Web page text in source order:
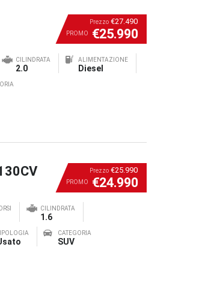
Prezzo €27.490
PROMO €25.990
CILINDRATA
2.0
ALIMENTAZIONE
Diesel
Prezzo €25.990
PROMO €24.990
CILINDRATA
1.6
CATEGORIA
SUV